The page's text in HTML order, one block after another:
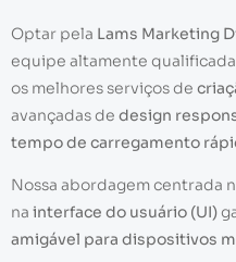
Optar pela Lams Marketing
equipe altamente
os melhores serviços de
avançadas de design
tempo de carregamento
Nossa abordagem centrada
na interface do usuário (UI)
amigável para dispositivos